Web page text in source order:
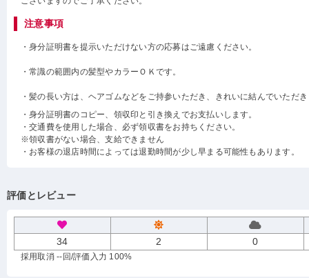
注意事項
・身分証明書を提示いただけない方の応募はご遠慮ください。
・常識の範囲内の髪型やカラーＯＫです。
・髪の長い方は、ヘアゴムなどをご持参いただき、きれいに結んでいただ
・身分証明書のコピー、領収印と引き換えでお支払いします。
・交通費を使用した場合、必ず領収書をお持ちください。
※領収書がない場合、支給できません
・お客様の退店時間によっては退勤時間が少し早まる可能性もあります。
評価とレビュー
34 2 0
採用取消 --回/評価入力 100%